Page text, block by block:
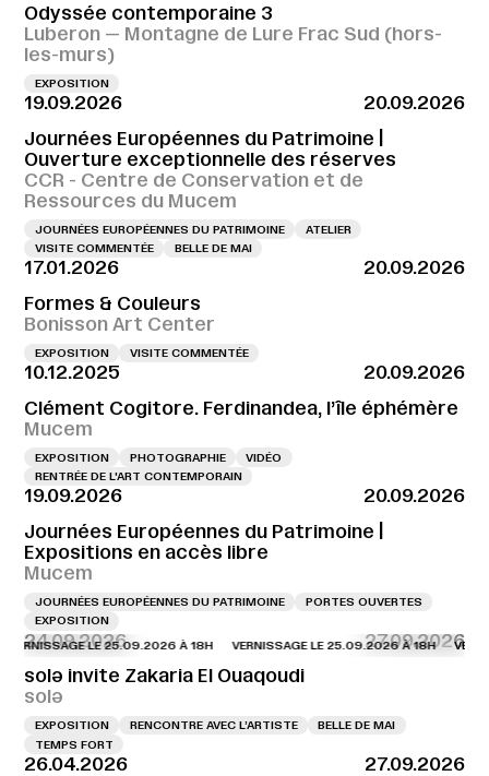
Odyssée contemporaine 3
Luberon — Montagne de Lure Frac Sud (hors-
les-murs)
EXPOSITION
19.09.2026
20.09.2026
Journées Européennes du Patrimoine |
Ouverture exceptionnelle des réserves
CCR - Centre de Conservation et de
Ressources du Mucem
JOURNÉES EUROPÉENNES DU PATRIMOINE
ATELIER
VISITE COMMENTÉE
BELLE DE MAI
17.01.2026
20.09.2026
Formes & Couleurs
Bonisson Art Center
EXPOSITION VISITE COMMENTÉE
10.12.2025
20.09.2026
Clément Cogitore. Ferdinandea, l’île éphémère
Mucem
EXPOSITION PHOTOGRAPHIE
VIDÉO
RENTRÉE DE L'ART CONTEMPORAIN
19.09.2026
20.09.2026
Journées Européennes du Patrimoine |
Expositions en accès libre
Mucem
JOURNÉES EUROPÉENNES DU PATRIMOINE
PORTES OUVERTES
EXPOSITION
24.09.2026 27.09.2026
LE 25.09.2026 À 18H VERNISSAGE LE 25.09.2026 À 18H
solə invite Zakaria El Ouaqoudi
solə
EXPOSITION RENCONTRE AVEC L’ARTISTE
BELLE DE MAI
TEMPS FORT
26.04.2026
27.09.2026